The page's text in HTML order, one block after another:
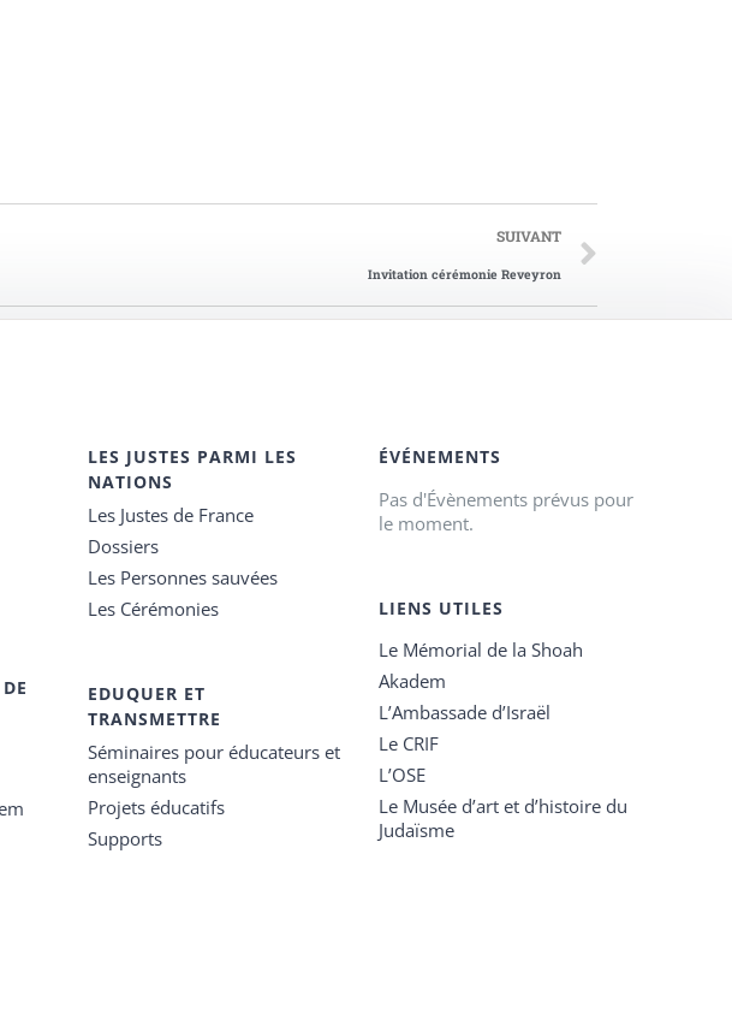
SUIVANT
Invitation cérémonie Reveyron
LES JUSTES PARMI LES
NATIONS
Les Justes de France
Dossiers
Les Personnes sauvées
Les Cérémonies
EDUQUER ET
TRANSMETTRE
Séminaires pour éducateurs et
enseignants
Projets éducatifs
Supports
ÉVÉNEMENTS
Pas d'Évènements prévus pour
le moment.
LIENS UTILES
Le Mémorial de la Shoah
Akadem
L’Ambassade d’Israël
Le CRIF
L’OSE
Le Musée d’art et d’histoire du
Judaïsme